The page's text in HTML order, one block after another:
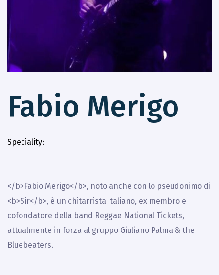
Fabio Merigo
Speciality
</b>Fabio Merigo</b>, noto anche con lo pseudonimo di
<b>Sir</b>, è un chitarrista italiano, ex membro e
cofondatore della band Reggae National Tickets,
attualmente in forza al gruppo Giuliano Palma & the
Bluebeaters.